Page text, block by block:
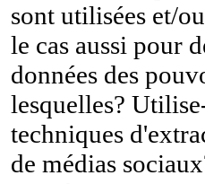
sont utilisées et/
le cas aussi pour
données des
lesquelles?
techniques
de médias